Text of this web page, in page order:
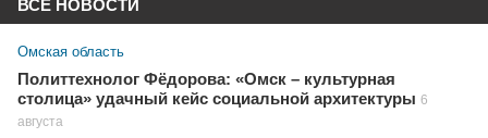
ВСЕ НОВОСТИ
Омская область
Политтехнолог Фёдорова: «Омск – культурная
столица» удачный кейс социальной архитектуры 6
августа